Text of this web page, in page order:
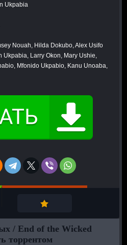
Ukpabia
Nouah, Hilda Dokubo, Alex Usifo
Ukpabia, Larry Okon, Mary Ushie,
Mfonido Ukpabio, Kanu Unoaba,
/ End of the Wicked
торрентом